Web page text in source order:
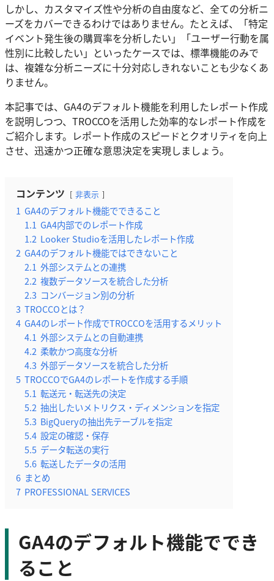
しかし、カスタマイズ性や分析の自由度など、全ての分析ニ
ーズをカバーできるわけではありません。たとえば、「特定
イベント発生後の購買率を分析したい」「ユーザー行動を属
性別に比較したい」といったケースでは、標準機能のみで
は、複雑な分析ニーズに十分対応しきれないことも少なくあ
りません。
本記事では、GA4のデフォルト機能を利用したレポート作成
を説明しつつ、TROCCOを活用した効率的なレポート作成を
ご紹介します。レポート作成のスピードとクオリティを向上
させ、迅速かつ正確な意思決定を実現しましょう。
コンテンツ 非表示
1 GA4のデフォルト機能でできること
1.1 GA4内部でのレポート作成
1.2 Looker Studioを活用したレポート作成
2 GA4のデフォルト機能ではできないこと
2.1 外部システムとの連携
2.2 複数データソースを統合した分析
2.3 コンバージョン別の分析
3 TROCCOとは？
4 GA4のレポート作成でTROCCOを活用するメリット
4.1 外部システムとの自動連携
4.2 柔軟かつ高度な分析
4.3 外部データソースを統合した分析
5 TROCCOでGA4のレポートを作成する手順
5.1 転送元・転送先の決定
5.2 抽出したいメトリクス・ディメンションを指定
5.3 BigQueryの抽出先テーブルを指定
5.4 設定の確認・保存
5.5 データ転送の実行
5.6 転送したデータの活用
6 まとめ
7 PROFESSIONAL SERVICES
GA4のデフォルト機能ででき
ること